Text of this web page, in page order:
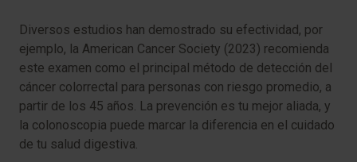
Diversos estudios han demostrado su efectividad, por
ejemplo, la American Cancer Society (2023) recomienda
este examen como el principal método de detección del
cáncer colorrectal para personas con riesgo promedio, a
partir de los 45 años. La prevención es tu mejor aliada, y
la colonoscopia puede marcar la diferencia en el cuidado
de tu salud digestiva.